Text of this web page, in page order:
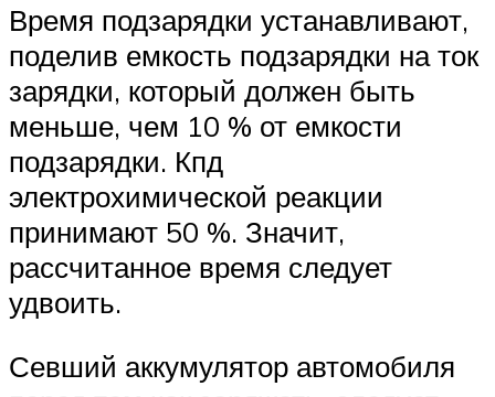
Время подзарядки устанавливают,
поделив емкость подзарядки на ток
зарядки, который должен быть
меньше, чем 10 % от емкости
подзарядки. Кпд
электрохимической реакции
принимают 50 %. Значит,
рассчитанное время следует
удвоить.
Севший аккумулятор автомобиля